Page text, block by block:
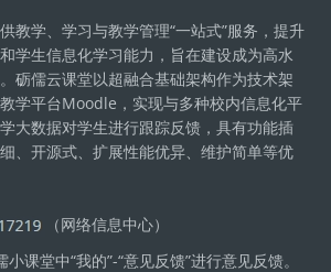
教学、学习与教学管理“一站式”服务，提升
学生信息化学习能力，旨在建设成为高水
砺儒云课堂以超融合基础架构作为技术架
学平台Moodle，实现与多种校内信息化平
大数据对学生进行跟踪反馈，具有功能插
、开源式、扩展性能优异、维护简单等优
（网络信息中心）
课堂中“我的”-“意见反馈”进行意见反馈。